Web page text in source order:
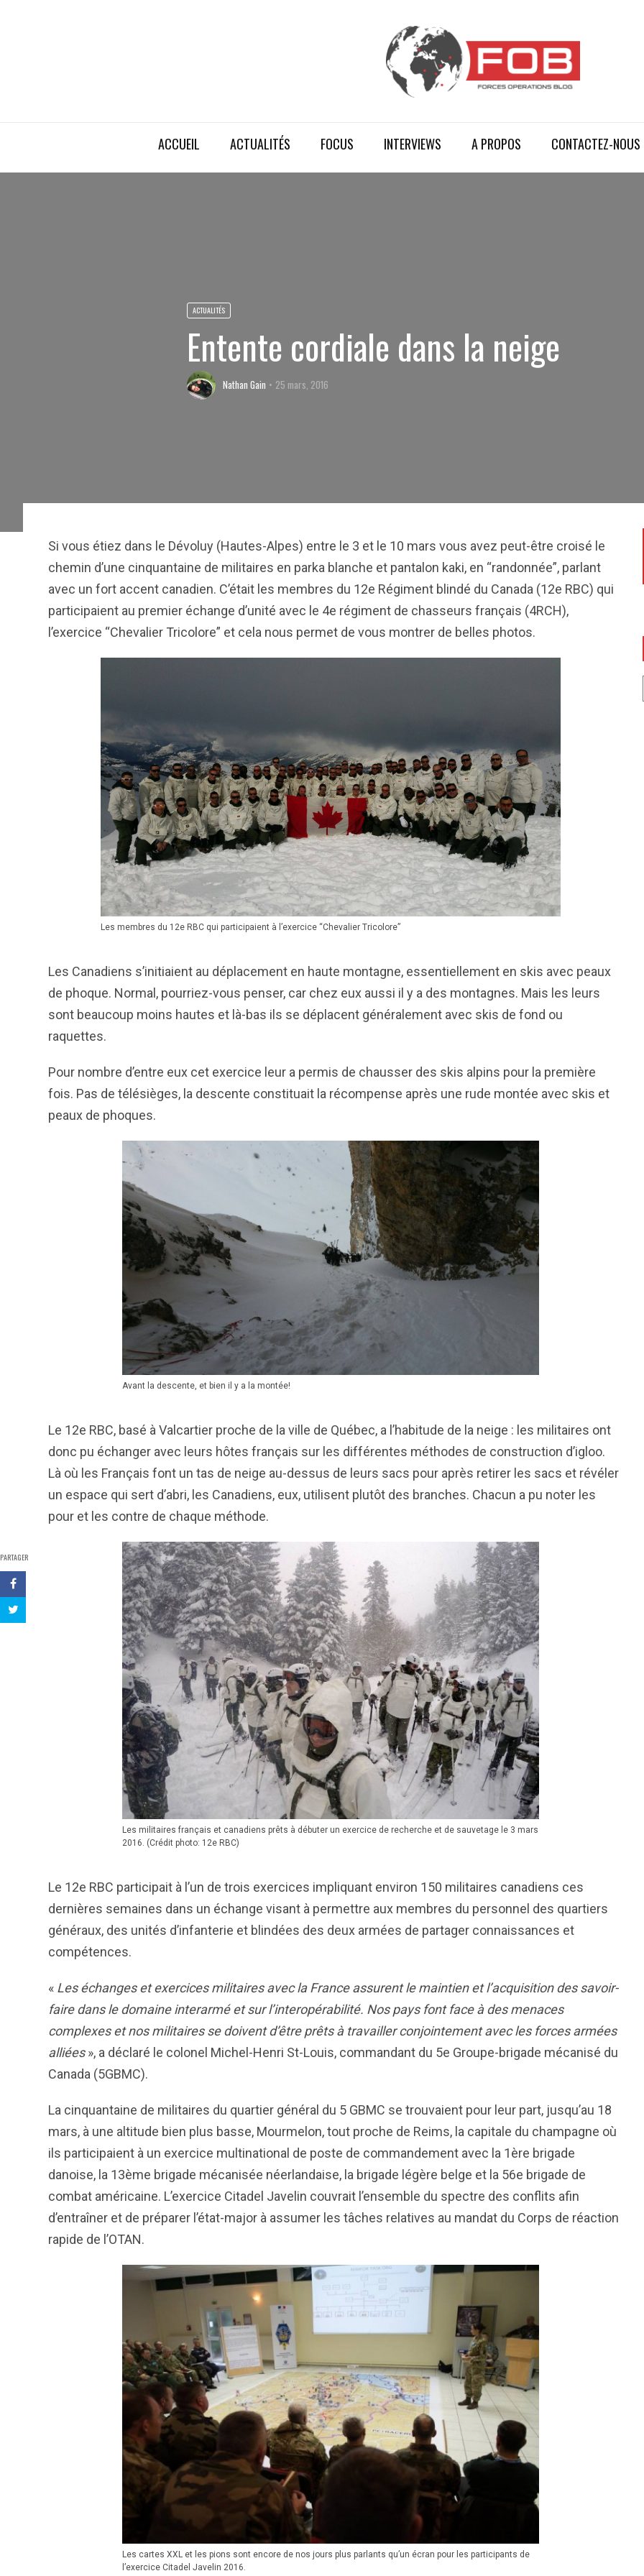
ACCUEIL ACTUALITÉS FOCUS INTERVIEWS A PROPOS CONTACTEZ-NOUS
ACTUALITÉS
Entente cordiale dans la neige
Nathan Gain 25 mars, 2016
PARTAGER
Si vous étiez dans le Dévoluy (Hautes-Alpes) entre le 3 et le 10 mars vous avez peut-être croisé le
chemin d’une cinquantaine de militaires en parka blanche et pantalon kaki, en “randonnée”, parlant
avec un fort accent canadien. C’était les membres du 12e Régiment blindé du Canada (12e RBC) qui
participaient au premier échange d’unité avec le 4e régiment de chasseurs français (4RCH),
l’exercice “Chevalier Tricolore” et cela nous permet de vous montrer de belles photos.
Les membres du 12e RBC qui participaient à l’exercice “Chevalier Tricolore”
Les Canadiens s’initiaient au déplacement en haute montagne, essentiellement en skis avec peaux
de phoque. Normal, pourriez-vous penser, car chez eux aussi il y a des montagnes. Mais les leurs
sont beaucoup moins hautes et là-bas ils se déplacent généralement avec skis de fond ou
raquettes.
Pour nombre d’entre eux cet exercice leur a permis de chausser des skis alpins pour la première
fois. Pas de télésièges, la descente constituait la récompense après une rude montée avec skis et
peaux de phoques.
Avant la descente, et bien il y a la montée!
Le 12e RBC, basé à Valcartier proche de la ville de Québec, a l’habitude de la neige : les militaires ont
donc pu échanger avec leurs hôtes français sur les différentes méthodes de construction d’igloo.
Là où les Français font un tas de neige au-dessus de leurs sacs pour après retirer les sacs et révéler
un espace qui sert d’abri, les Canadiens, eux, utilisent plutôt des branches. Chacun a pu noter les
pour et les contre de chaque méthode.
Les militaires français et canadiens prêts à débuter un exercice de recherche et de sauvetage le 3 mars
2016. (Crédit photo: 12e RBC)
Le 12e RBC participait à l’un de trois exercices impliquant environ 150 militaires canadiens ces
dernières semaines dans un échange visant à permettre aux membres du personnel des quartiers
généraux, des unités d’infanterie et blindées des deux armées de partager connaissances et
compétences.
« Les échanges et exercices militaires avec la France assurent le maintien et l’acquisition des savoir-
faire dans le domaine interarmé et sur l’interopérabilité. Nos pays font face à des menaces
complexes et nos militaires se doivent d’être prêts à travailler conjointement avec les forces armées
alliées», a déclaré le colonel Michel-Henri St-Louis, commandant du 5e Groupe-brigade mécanisé du
Canada (5GBMC).
La cinquantaine de militaires du quartier général du 5 GBMC se trouvaient pour leur part, jusqu’au 18
mars, à une altitude bien plus basse, Mourmelon, tout proche de Reims, la capitale du champagne où
ils participaient à un exercice multinational de poste de commandement avec la 1ère brigade
danoise, la 13ème brigade mécanisée néerlandaise, la brigade légère belge et la 56e brigade de
combat américaine. L’exercice Citadel Javelin couvrait l’ensemble du spectre des conflits afin
d’entraîner et de préparer l’état-major à assumer les tâches relatives au mandat du Corps de réaction
rapide de l’OTAN.
Les cartes XXL et les pions sont encore de nos jours plus parlants qu’un écran pour les participants de
l’exercice Citadel Javelin 2016.